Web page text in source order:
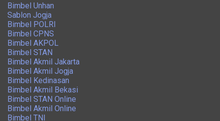
Bimbel Unhan
Sablon Jogja
Bimbel POLRI
Bimbel CPNS
Bimbel AKPOL
Bimbel STAN
Bimbel Akmil Jakarta
Bimbel Akmil Jogja
Bimbel Kedinasan
Bimbel Akmil Bekasi
Bimbel STAN Online
Bimbel Akmil Online
Bimbel TNI